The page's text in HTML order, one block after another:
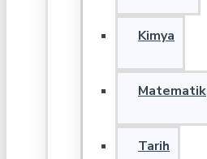
Kimya
Matematik
Tarih